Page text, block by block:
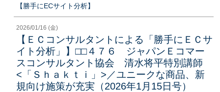
【勝手にECサイト分析】
2026/01/16 (金)
【ＥＣコンサルタントによる「勝手にＥＣサ
イト分析」】□□４７６ ジャパンＥコマー
スコンサルタント協会 清水将平特別講師
<「Ｓｈａｋｔｉ」>／ユニークな商品、新
規向け施策が充実（2026年1月15日号）